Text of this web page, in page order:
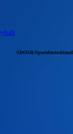
©DOSB/Sportdeutschland